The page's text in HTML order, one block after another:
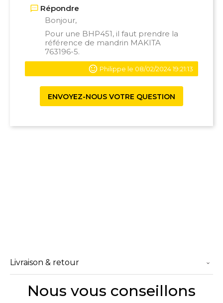
Répondre
Bonjour,
Pour une BHP451, il faut prendre la
référence de mandrin MAKITA
763196-5.
Philippe le 08/02/2024 19:21:13
ENVOYEZ-NOUS VOTRE QUESTION
Livraison & retour
Nous vous conseillons